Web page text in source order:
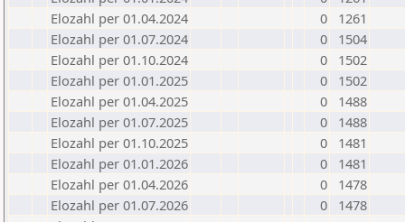
Elozahl per 01.04.2024
0
1261
Elozahl per 01.07.2024
0
1504
Elozahl per 01.10.2024
0
1502
Elozahl per 01.01.2025
0
1502
Elozahl per 01.04.2025
0
1488
Elozahl per 01.07.2025
0
1488
Elozahl per 01.10.2025
0
1481
Elozahl per 01.01.2026
0
1481
Elozahl per 01.04.2026
0
1478
Elozahl per 01.07.2026
0
1478